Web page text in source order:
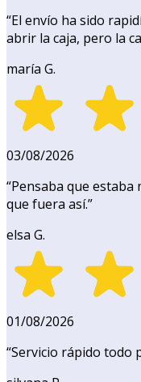
“El envío ha sido
abrir la caja, pero la
maría G.
03/08/2026
“Pensaba que
que fuera así.”
elsa G.
01/08/2026
“Servicio rápido todo